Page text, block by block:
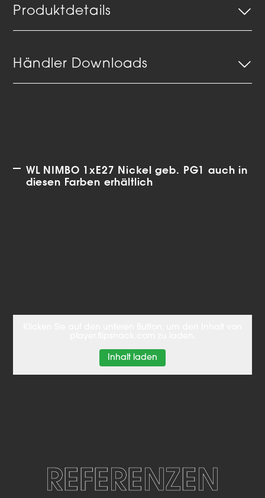
Produktdetails
Händler Downloads
WL NIMBO 1xE27 Nickel geb. PG1 auch in
diesen Farben erhältlich
Inhalt laden
REFERENZEN